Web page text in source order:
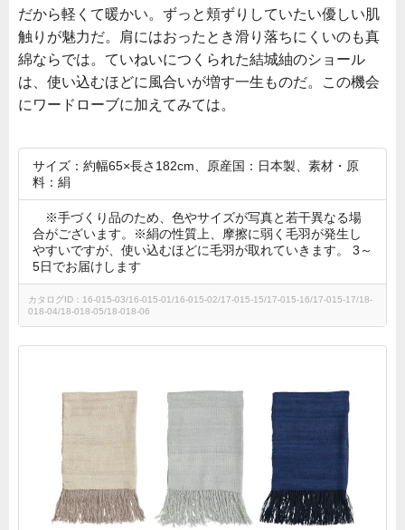
だから軽くて暖かい。ずっと頬ずりしていたい優しい肌
触りが魅力だ。肩にはおったとき滑り落ちにくいのも真
綿ならでは。ていねいにつくられた結城紬のショール
は、使い込むほどに風合いが増す一生ものだ。この機会
にワードローブに加えてみては。
サイズ：約幅65×長さ182cm、原産国：日本製、素材・原
料：絹
※手づくり品のため、色やサイズが写真と若干異なる場
合がございます。※絹の性質上、摩擦に弱く毛羽が発生し
やすいですが、使い込むほどに毛羽が取れていきます。 3～
5日でお届けします
カタログID：16-015-03/16-015-01/16-015-02/17-015-15/17-015-16/17-015-17/18-
018-04/18-018-05/18-018-06